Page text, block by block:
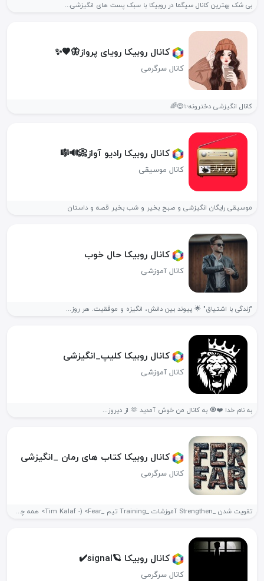
بی شک بهترین کانال سیگما در روبیکا با سبک پست های انگیزشی...
کانال روبیکا رویای پرواز🦋🧡✨
کانال سرگرمی
کانال انگیزشی دخترونه✨😍🌈
کانال روبیکا رادیو آواز📀🔊🎼
کانال موسیقی
موسیقی رایگان انگیزشی و صبح بخیر و شب بخیر قصه و داستان
کانال روبیکا حال خوب
کانال آموزشی
"زندگی با اشتیاق" 🌟 پیوند بین دانش، انگیزه و موفقیت. هر روز...
کانال روبیکا کلیپ_انگیزشی
کانال آموزشی
به نام خدا ❤️🧿 به کانال من خوش آمدید 🫶 از دیروز...
کانال روبیکا کتاب های رمان _انگیزشی
کانال سرگرمی
تقویت شدن _Strengthen آموزشات _Training تیم _Tim Kalaf -) ‌<Fear> همه چی...
کانال روبیکا 🪐signal✔️
کانال سرگرمی